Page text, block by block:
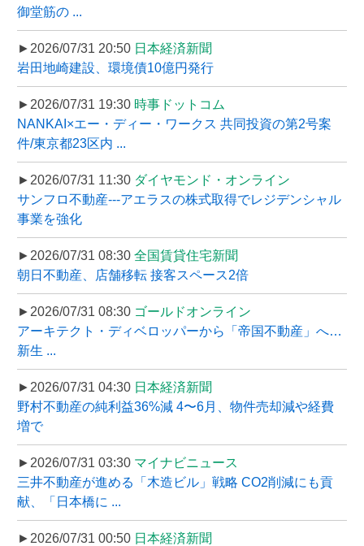
御堂筋の ...
►2026/07/31 20:50 日本経済新聞
岩田地崎建設、環境債10億円発行
►2026/07/31 19:30 時事ドットコム
NANKAI×エー・ディー・ワークス 共同投資の第2号案
件/東京都23区内 ...
►2026/07/31 11:30 ダイヤモンド・オンライン
サンフロ不動産---アエラスの株式取得でレジデンシャル
事業を強化
►2026/07/31 08:30 全国賃貸住宅新聞
朝日不動産、店舗移転 接客スペース2倍
►2026/07/31 08:30 ゴールドオンライン
アーキテクト・ディベロッパーから「帝国不動産」へ…
新生 ...
►2026/07/31 04:30 日本経済新聞
野村不動産の純利益36%減 4〜6月、物件売却減や経費
増で
►2026/07/31 03:30 マイナビニュース
三井不動産が進める「木造ビル」戦略 CO2削減にも貢
献、「日本橋に ...
►2026/07/31 00:50 日本経済新聞